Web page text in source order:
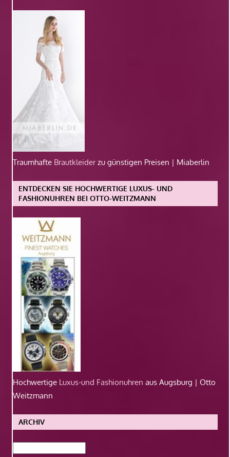
Traumhafte Brautkleiderzu günstigen Preisen | Miaberlin
ENTDECKEN SIE HOCHWERTIGE LUXUS- UND
FASHIONUHREN BEI OTTO-WEITZMANN
Hochwertige Luxus-und Fashionuhren aus Augsburg | Otto
Weitzmann
ARCHIV